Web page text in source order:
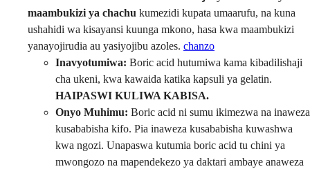
maambukizi ya chachu kumezidi kupata umaarufu, na kuna
ushahidi wa kisayansi kuunga mkono, hasa kwa maambukizi
yanayojirudia au yasiyojibu azoles. chanzo
Inavyotumiwa: Boric acid hutumiwa kama kibadilishaji
cha ukeni, kwa kawaida katika kapsuli ya gelatin.
HAIPASWI KULIWA KABISA.
Onyo Muhimu: Boric acid ni sumu ikimezwa na inaweza
kusababisha kifo. Pia inaweza kusababisha kuwashwa
kwa ngozi. Unapaswa kutumia boric acid tu chini ya
mwongozo na mapendekezo ya daktari ambaye anaweza